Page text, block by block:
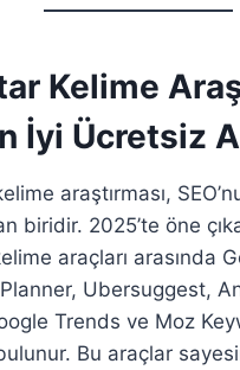
Kelime
İyi Ücretsiz
araştırması,
biridir. 2025’te öne
araçları arasında
Ubersuggest,
Trends ve Moz
Bu araçlar